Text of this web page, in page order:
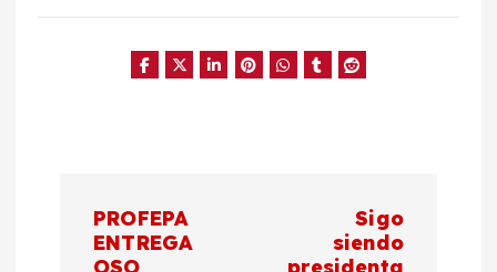
PROFEPA
ENTREGA
OSO
Sigo
siendo
presidenta